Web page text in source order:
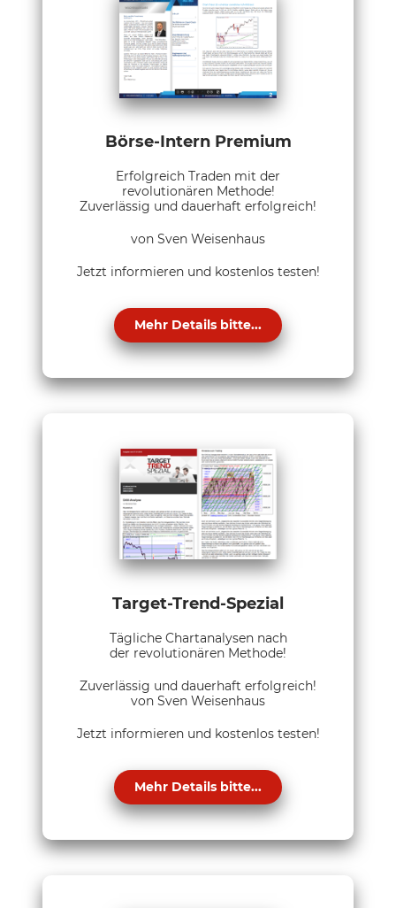
Börse-Intern Premium
Erfolgreich Traden mit der
revolutionären Methode!
Zuverlässig und dauerhaft erfolgreich!
von Sven Weisenhaus
Jetzt informieren und kostenlos testen!
Mehr Details bitte...
Target-Trend-Spezial
Tägliche Chartanalysen nach
der revolutionären Methode!
Zuverlässig und dauerhaft erfolgreich!
von Sven Weisenhaus
Jetzt informieren und kostenlos testen!
Mehr Details bitte...